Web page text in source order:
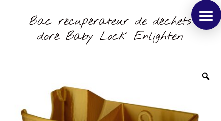
Bac récupérateur de déchets
doré Baby Lock Enlighten